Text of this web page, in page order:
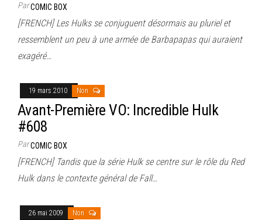
ParCOMIC BOX
[FRENCH] Les Hulks se conjuguent désormais au pluriel et
ressemblent un peu à une armée de Barbapapas qui auraient
exagéré…
19 mars 2010 Non
Avant-Première VO: Incredible Hulk
#608
ParCOMIC BOX
[FRENCH] Tandis que la série Hulk se centre sur le rôle du Red
Hulk dans le contexte général de Fall…
26 mai 2009 Non